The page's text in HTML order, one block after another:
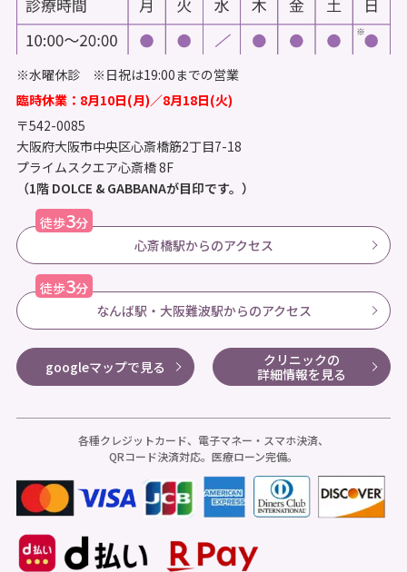
※水曜休診 ※日祝は19:00までの営業
臨時休業：8月10日(月)／8月18日(火)
〒542-0085
大阪府大阪市中央区心斎橋筋2丁目7-18
プライムスクエア心斎橋 8F
（1階 DOLCE & GABBANAが目印です。）
徒歩3分
心斎橋駅からのアクセス
徒歩3分
なんば駅・大阪難波駅からのアクセス
googleマップで見る
クリニックの
詳細情報を見る
各種クレジットカード、電子マネー・スマホ決済、
QRコード決済対応。医療ローン完備。